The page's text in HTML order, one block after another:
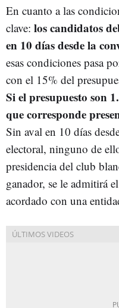
En cuanto a las
clave: los candidatos
en 10 días desde la
esas condiciones pasa
con el 15% del
Si el presupuesto son
que corresponde
Sin aval en 10 días
electoral, ninguno de
presidencia del club
ganador, se le admitirá
acordado con una